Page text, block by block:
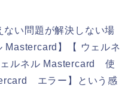
い問題が解決しない場
Mastercard】【 ウェルネ
ルネル Mastercard 使
エラー】という感